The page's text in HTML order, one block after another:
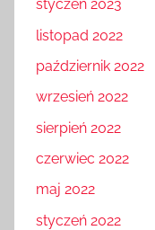
styczeń 2023
listopad 2022
październik 2022
wrzesień 2022
sierpień 2022
czerwiec 2022
maj 2022
styczeń 2022